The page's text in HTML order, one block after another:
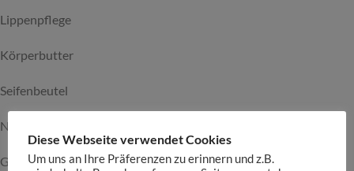
Lippenpflege
Körperbutter
Seifenbeutel
Nikolai Handcreme
Gesichts bürsten 2 Stück
Diese Webseite verwendet Cookies
Um uns an Ihre Präferenzen zu erinnern und z.B.